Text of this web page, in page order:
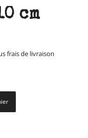
cm
frais de livraison